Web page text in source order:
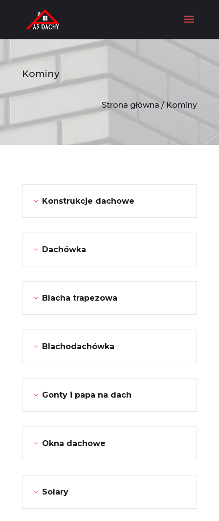
Kominy
Strona główna / Kominy
Konstrukcje dachowe
Dachówka
Blacha trapezowa
Blachodachówka
Gonty i papa na dach
Okna dachowe
Solary